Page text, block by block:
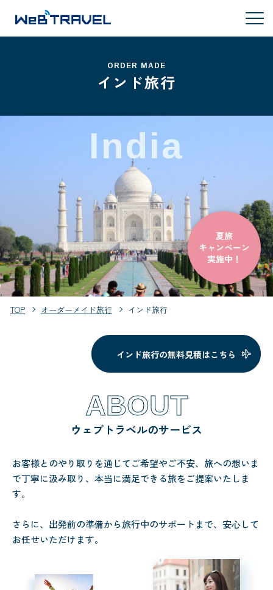
ORDER MADE
インド旅行
India
夏旅
キャンペーン
実施中！
TOP オーダーメイド旅行 インド旅行
インド旅行の無料見積はこちら
ABOUT
ウェブトラベルのサービス
お客様とのやり取りを通じてご希望やご不安、旅への想いま
で丁寧に汲み取り、本当に満足できる旅をご提案いたしま
す。
さらに、出発前の準備から旅行中のサポートまで、安心して
お任せいただけます。